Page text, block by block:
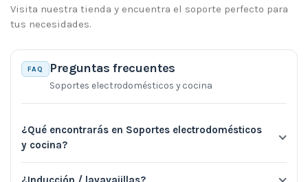
Visita nuestra tienda y encuentra el soporte perfecto para
tus necesidades.
FAQ Preguntas frecuentes
Soportes electrodomésticos y cocina
¿Qué encontrarás en Soportes electrodomésticos
y cocina?